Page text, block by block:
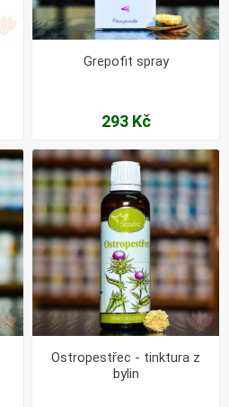
Grepofit spray
293 Kč
Ostropestřec - tinktura z
bylin